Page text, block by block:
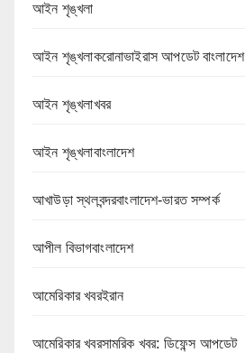
আইন শৃঙ্খলা
আইন শৃঙ্খলাকরোনাভাইরাস আপডেট বাংলাদেশ
আইন শৃঙ্খলাখবর
আইন শৃঙ্খলাবাংলাদেশ
আখাউড়া স্থলবন্দরবাংলাদেশ-ভারত সম্পর্ক
আপীল বিভাগবাংলাদেশ
আমেরিকার খবরইরান
আমেরিকার খবরসামরিক খবর: ডিফেন্স আপডেট